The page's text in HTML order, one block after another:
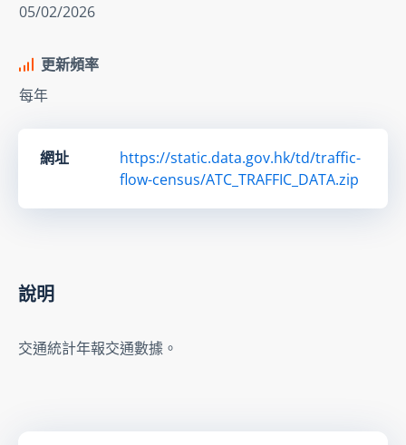
05/02/2026
更新頻率
每年
網址
https://static.data.gov.hk/td/traffic-
flow-census/ATC_TRAFFIC_DATA.zip
說明
交通統計年報交通數據。